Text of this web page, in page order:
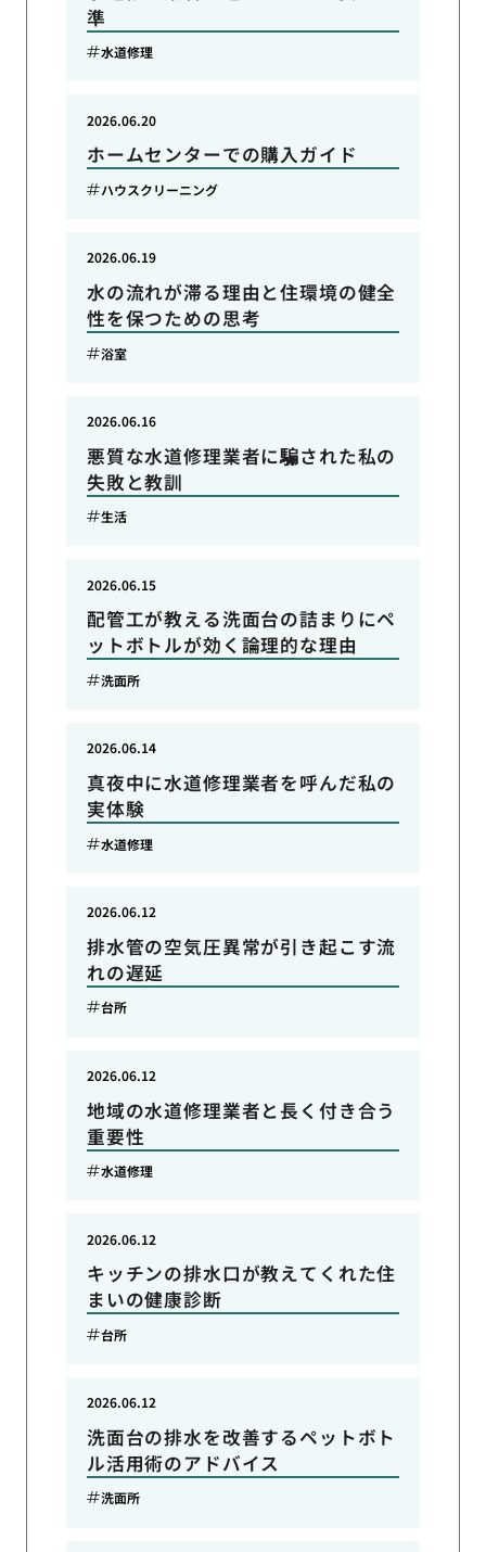
準
水道修理
ホームセンターでの購入ガイド
2026.06.20
ハウスクリーニング
水の流れが滞る理由と住環境の健全
性を保つための思考
2026.06.19
浴室
悪質な水道修理業者に騙された私の
失敗と教訓
2026.06.16
生活
配管工が教える洗面台の詰まりにペ
ットボトルが効く論理的な理由
2026.06.15
洗面所
真夜中に水道修理業者を呼んだ私の
実体験
2026.06.14
水道修理
排水管の空気圧異常が引き起こす流
れの遅延
2026.06.12
台所
地域の水道修理業者と長く付き合う
重要性
2026.06.12
水道修理
キッチンの排水口が教えてくれた住
まいの健康診断
2026.06.12
台所
洗面台の排水を改善するペットボト
ル活用術のアドバイス
2026.06.12
洗面所